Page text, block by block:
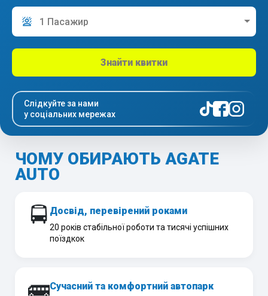
1 Пасажир
Знайти квитки
Слідкуйте за нами
у соціальних мережах
ЧОМУ ОБИРАЮТЬ AGATE
AUTO
🚍 Досвід, перевірений роками
20 років стабільної роботи та тисячі успішних
поїздкок
Сучасний та комфортний автопарк